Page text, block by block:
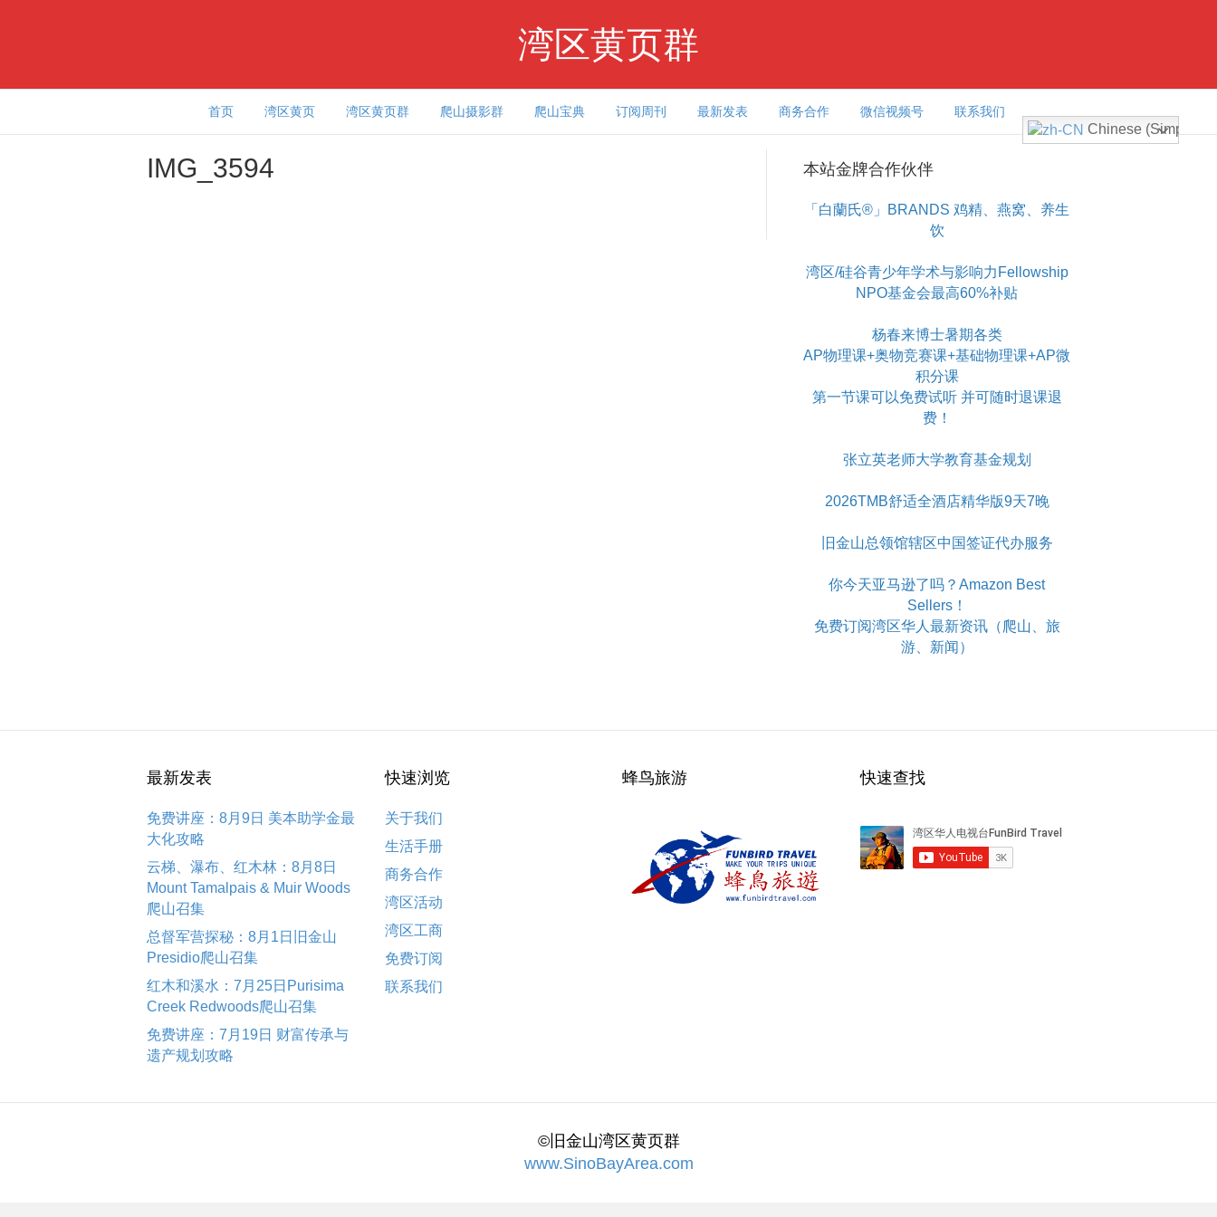
湾区黄页群
首页 湾区黄页 湾区黄页群 爬山摄影群 爬山宝典 订阅周刊 最新发表 商务合作 微信视频号 联系我们
Chinese
IMG_3594 本站金牌合作伙伴
「白蘭氏®」BRANDS 鸡精、燕窝、养生
饮
湾区/硅谷青少年学术与影响力Fellowship
NPO基金会最高60%补贴
杨春来博士暑期各类
AP物理课+奥物竞赛课+基础物理课+AP微
积分课
第一节课可以免费试听 并可随时退课退
费！
张立英老师大学教育基金规划
2026TMB舒适全酒店精华版9天7晚
旧金山总领馆辖区中国签证代办服务
你今天亚马逊了吗？Amazon Best
Sellers！
免费订阅湾区华人最新资讯（爬山、旅
游、新闻）
最新发表
免费讲座：8月9日 美本助学金最
大化攻略
云梯、瀑布、红木林：8月8日
Mount Tamalpais & Muir Woods
爬山召集
总督军营探秘：8月1日旧金山
Presidio爬山召集
红木和溪水：7月25日Purisima
Creek Redwoods爬山召集
免费讲座：7月19日 财富传承与
遗产规划攻略
快速浏览
关于我们
生活手册
商务合作
湾区活动
湾区工商
免费订阅
联系我们
蜂鸟旅游 快速查找
©旧金山湾区黄页群
www.SinoBayArea.com